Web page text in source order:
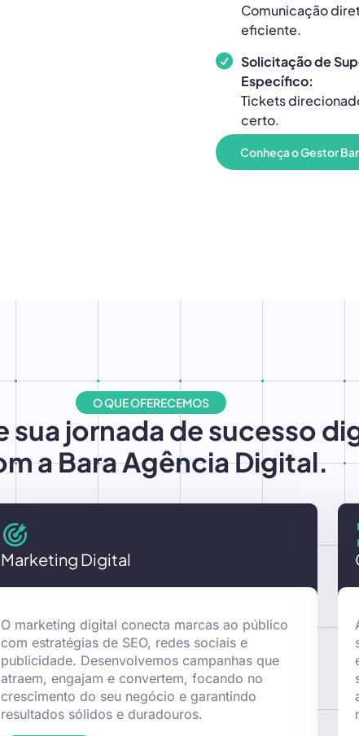
Comunicação
eficiente.
Solicitação de
Específico:
Tickets
certo.
Conheça o Gestor
O QUE OFERECEMOS
sua jornada de sucesso
a Bara Agência Digital.
Marketing Digital
O marketing digital conecta marcas ao público
com estratégias de SEO, redes sociais e
publicidade. Desenvolvemos campanhas que
atraem, engajam e convertem, focando no
crescimento do seu negócio e garantindo
resultados sólidos e duradouros.